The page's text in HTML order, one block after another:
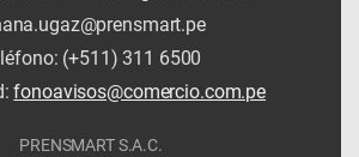
(+511) 311 6500
fonoavisos@comercio.com.pe
PRENSMART S.A.C.